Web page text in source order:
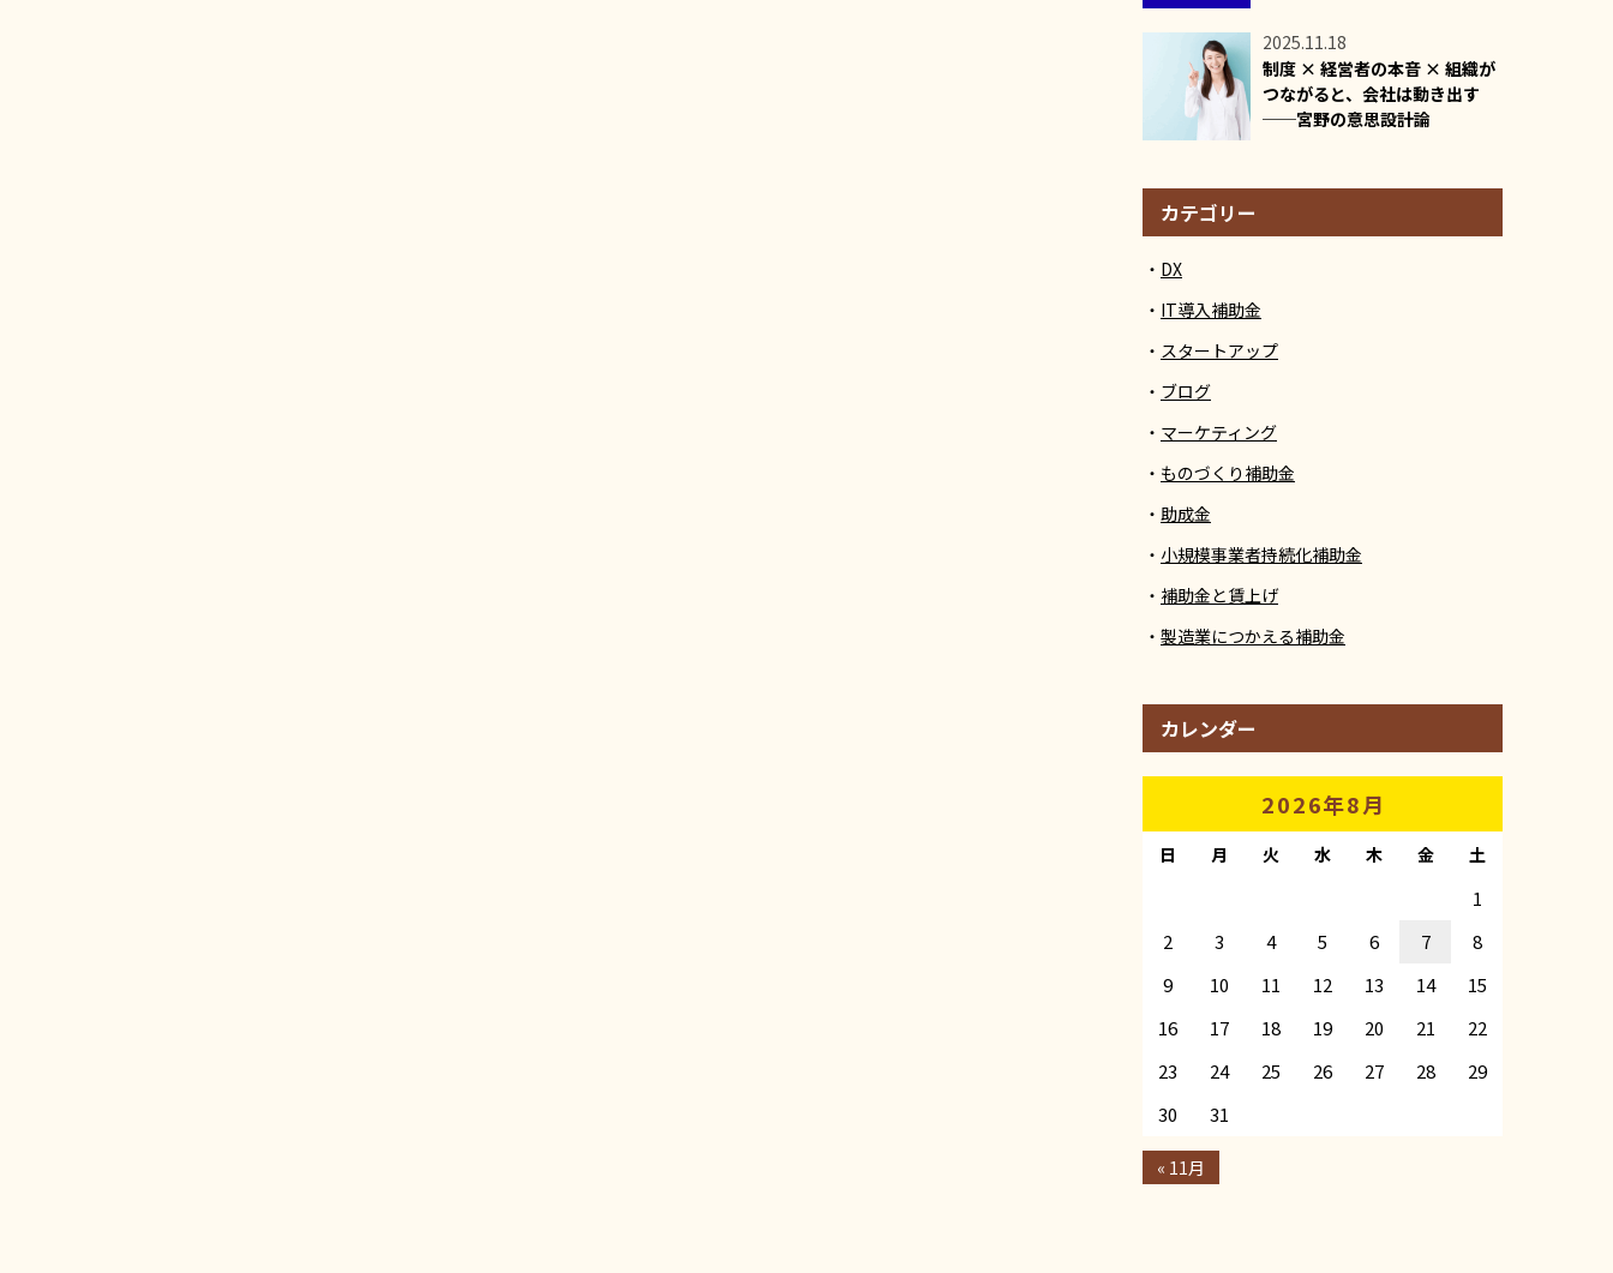
2025.11.18
制度 × 経営者の本音 × 組織が
つながると、会社は動き出す
──宮野の意思設計論
カテゴリー
DX
IT導入補助金
スタートアップ
ブログ
マーケティング
ものづくり補助金
助成金
小規模事業者持続化補助金
補助金と賃上げ
製造業につかえる補助金
カレンダー
2026年8月
日 月 火 水 木 金 土
1
2
3 4 5 6 7
8
9
10 11 12 13 14
15
16
17 18 19 20 21
22
23
24 25 26 27 28
29
30
31
« 11月